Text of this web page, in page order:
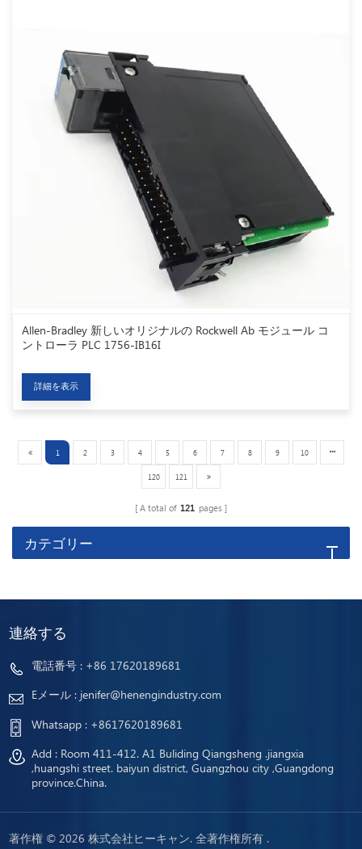
Allen-Bradley 新しいオリジナルの Rockwell Ab モジュール コ
ントローラ PLC 1756-IB16I
詳細を表示
1 2 3 4 5 6 7 8 9 10
120 121
A total of 121 pages
カテゴリー
連絡する
電話番号 : +86 17620189681
Eメール : jenifer@henengindustry.com
Whatsapp : +8617620189681
Add : Room 411-412. A1 Buliding Qiangsheng .jiangxia
,huangshi street. baiyun district, Guangzhou city ,Guangdong
province.China.
著作権 © 2026 株式会社ヒーキャン. 全著作権所有 .